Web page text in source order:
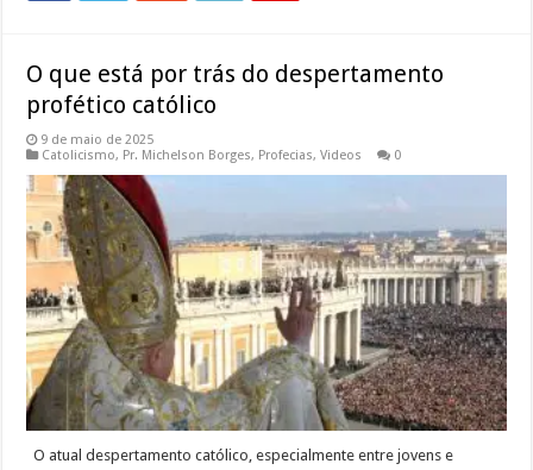
O que está por trás do despertamento
profético católico
9 de maio de 2025
Catolicismo, Pr. Michelson Borges, Profecias,Videos 0
O atual despertamento católico, especialmente entre jovens e